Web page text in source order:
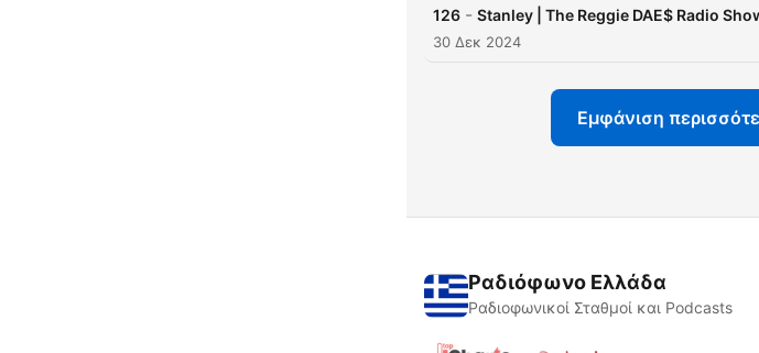
126 - Stanley | The Reggie DAE$ Radio
30 Δεκ 2024
Εμφάνιση
Ραδιόφωνο Ελλάδα
Ραδιοφωνικοί Σταθμοί και Podcasts